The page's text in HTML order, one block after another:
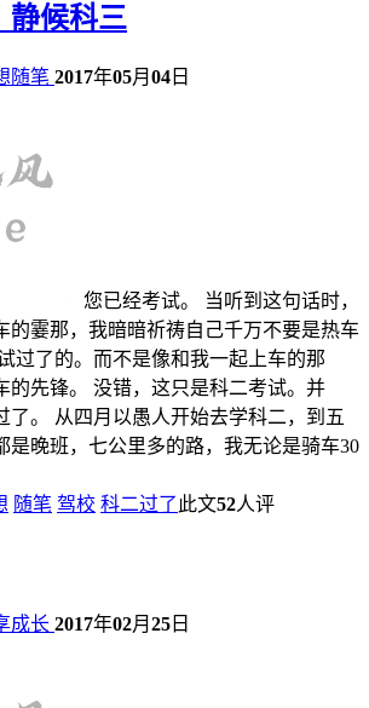
静候科三
随笔 2017年05月 04 日
您已经考试。 当听到这句话时，
的霎那，我暗暗祈祷自己千万不要是热车
过了的。而不是像和我一起上车的那
的先锋。 没错，这只是科二考试。并
了。 从四月以愚人开始去学科二，到五
是晚班，七公里多的路，我无论是骑车30
随笔 驾校 科二过了 此文52人评
成长 2017年02月 25 日